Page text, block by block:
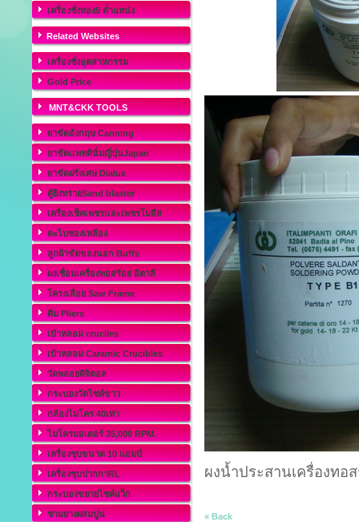
เครื่องชั่งทอง5 ต่ำแหน่ง
Related Websites
เครื่องชั่งอุตสาหกรรม
Gold Price
MNT&CKK TOOLS
ยาขัดอังกฤษ Canning
ยาขัดเเพทตินั่มญี่ปุ่นJapan
ยาขัดฝรั่งเศษ Dialux
ตู้ยิงทรายSand blaster
เครื่องเช็คเพชรเเละเพชรโมอีส
ตะไบซองเหลือง
ลูกผ้าขัดของนอก Buffs
ผงเชื่อมเครื่องทอสร้อย อิตาลี
โครงเลื่อย Saw Frame
คีม Pliers
เบ้าหลอม cruciles
เบ้าหลอม Caramic Crucibles
วัดพลอยดิจิตอล
กระบองวัดไซค์ขาว
กล้องไมโคร 40เท่า
ไมโครมอเตอร์ 35,000 RPM.
เครื่องชุบขนาด 10 แอมป์
เครื่องชุบปากกาRL
กระบองขยายไซค์แว็ก
ชามยางผสมปูน
ผงน้ำประสานเครื่องทอ
« Back